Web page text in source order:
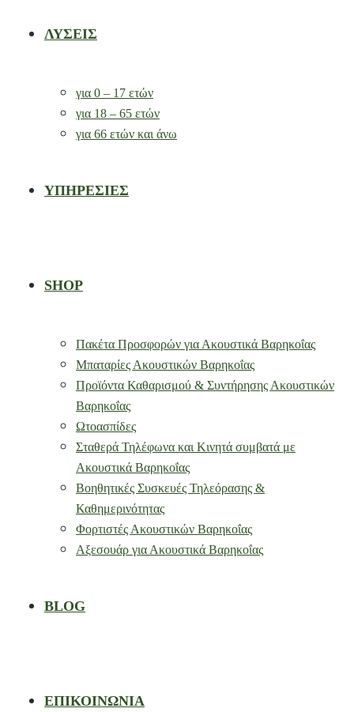
ΛΥΣΕΙΣ
για 0 – 17 ετών
για 18 – 65 ετών
για 66 ετών και άνω
ΥΠΗΡΕΣΙΕΣ
SHOP
Πακέτα Προσφορών για Ακουστικά Βαρηκοΐας
Μπαταρίες Ακουστικών Βαρηκοΐας
Προϊόντα Καθαρισμού & Συντήρησης Ακουστικών
Βαρηκοΐας
Ωτοασπίδες
Σταθερά Τηλέφωνα και Κινητά συμβατά με
Ακουστικά Βαρηκοΐας
Βοηθητικές Συσκευές Τηλεόρασης &
Καθημερινότητας
Φορτιστές Ακουστικών Βαρηκοΐας
Αξεσουάρ για Ακουστικά Βαρηκοΐας
BLOG
ΕΠΙΚΟΙΝΩΝΙΑ